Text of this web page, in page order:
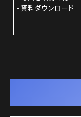
資料ダウンロード